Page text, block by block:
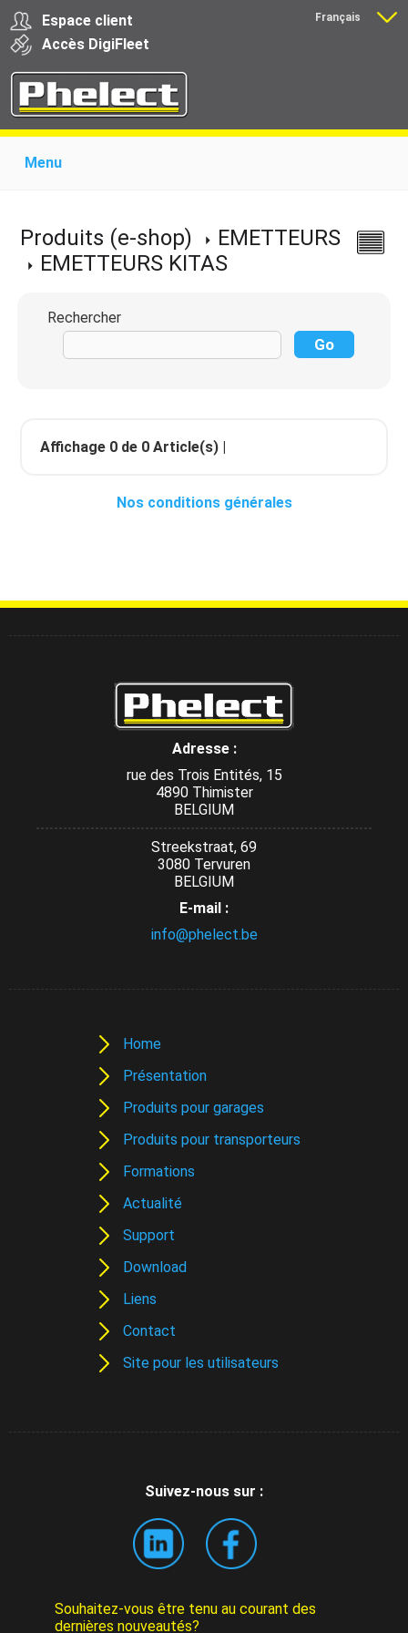
Espace client
Accès DigiFleet
Français
Menu
Produits pour transporteurs
Formations
Actualité
Support
Liens
Produits (e-shop)
EMETTEURS
EMETTEURS KITAS
Rechercher
Affichage 0 de 0 Article(s) |
Nos conditions générales
Adresse :
rue des Trois Entités, 15
4890 Thimister
BELGIUM
Streekstraat, 69
3080 Tervuren
BELGIUM
E-mail :
info@phelect.be
Home
Présentation
Produits pour garages
Produits pour transporteurs
Formations
Actualité
Support
Download
Liens
Contact
Site pour les utilisateurs
Suivez-nous sur :
Souhaitez-vous être tenu au courant des
dernières nouveautés?